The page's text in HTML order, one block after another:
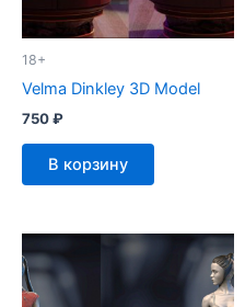
18+
Velma Dinkley 3D Model
750₽
В корзину